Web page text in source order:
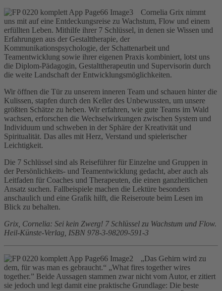
Cornelia Grix nimmt
uns mit auf eine Entdeckungsreise zu Wachstum, Flow und einem
erfüllten Leben. Mithilfe ihrer 7 Schlüssel, in denen sie Wissen und
Erfahrungen aus der Gestalttherapie, der
Kommunikationspsychologie, der Schattenarbeit und
Teamentwicklung sowie ihrer eigenen Praxis kombiniert, lotst uns
die Diplom-Pädagogin, Gestalttherapeutin und Supervisorin durch
die weite Landschaft der Entwicklungsmöglichkeiten.
Wir öffnen die Tür zu unserem inneren Team und schauen hinter die
Kulissen, stapfen durch den Keller des Unbewussten, um unsere
größten Schätze zu heben. Wir erfahren, wie gute Teams im Wald
wachsen, erforschen die Wechselwirkungen zwischen System und
Individuum und schweben in der Sphäre der Kreativität und
Spiritualität. Das alles mit Herz, Verstand und spielerischer
Leichtigkeit.
Die 7 Schlüssel sind als Reiseführer für Einzelne und Gruppen in
der Persönlichkeits- und Teamentwicklung gedacht, aber auch als
Leitfaden für Coaches und Therapeuten, die einen ganzheitlichen
Ansatz suchen. Fallbeispiele machen die Lektüre besonders
anschaulich und eine Grafik hilft, die Reiseroute beim Lesen im
Blick zu behalten.
Grix, Cornelia: Sei kein Zwerg! 7 Schlüssel zu Wachstum und Flow.
Heil-Künste-Verlag, ISBN 978-3-98209-591-3
„Das Gehirn wird zu
dem, für was man es gebraucht.“ „What fires together wires
together.” Beide Aussagen stammen zwar nicht vom Autor, er zitiert
sie jedoch und legt damit eine praktische Grundlage: Die beste